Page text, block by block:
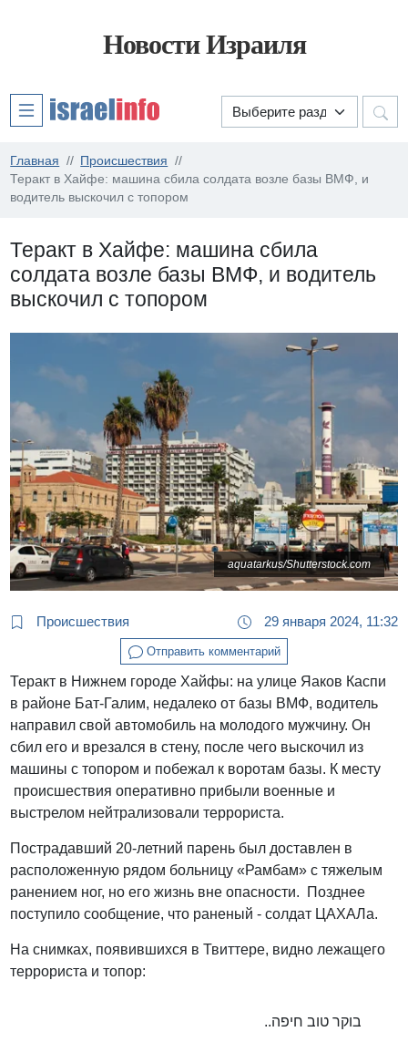
Новости Израиля
Главная
Происшествия
Теракт в Хайфе: машина сбила солдата возле базы ВМФ, и
водитель выскочил с топором
Теракт в Хайфе: машина сбила
солдата возле базы ВМФ, и водитель
выскочил с топором
aquatarkus/Shutterstock.com
Происшествия 29 января 2024, 11:32
Отправить комментарий
Теракт в Нижнем городе Хайфы: на улице Яаков Каспи
в районе Бат-Галим, недалеко от базы ВМФ, водитель
направил свой автомобиль на молодого мужчину. Он
сбил его и врезался в стену, после чего выскочил из
машины с топором и побежал к воротам базы. К месту
происшествия оперативно прибыли военные и
выстрелом нейтрализовали террориста.
Пострадавший 20-летний парень был доставлен в
расположенную рядом больницу «Рамбам» с тяжелым
ранением ног, но его жизнь вне опасности. Позднее
поступило сообщение, что раненый - солдат ЦАХАЛа.
На снимках, появившихся в Твиттере, видно лежащего
террориста и топор:
בוקר טוב חיפה..